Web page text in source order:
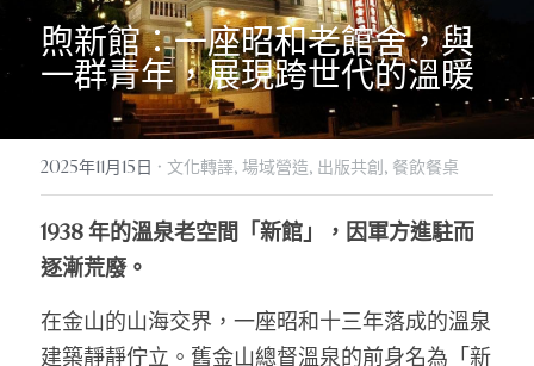
關於創辦人
東北角｜浮金瓜
霧瑠圳|
煦新館｜金山最溫暖餐廳
享魚路｜魚路古道起點
浪集｜地方有聲圖書館
場域營造入口
公共參與
災害復振
文化轉譯
生態農藝
藝術慶典
在場域探索
所有文章
媒體報導
地方青年學校
探索者計畫
一起浪金山
成為青年研究員
成為探索者
成為會員
搜索
繁體中文
繁體中文
English
煦新館：一座昭和老館舍，與
一群青年，展現跨世代的溫暖
2025年11月15日 · 文化轉譯, 場域營造, 出版共創, 餐飲餐桌
1938 年的溫泉老空間「新館」，因軍方進駐而
逐漸荒廢。
在金山的山海交界，一座昭和十三年落成的溫泉
建築靜靜佇立。舊金山總督溫泉的前身名為「新